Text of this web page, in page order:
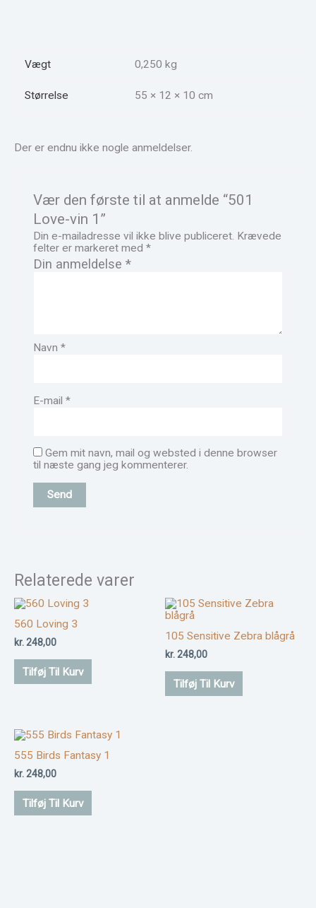
Vægt 0,250 kg
Størrelse 55 × 12 × 10 cm
Der er endnu ikke nogle anmeldelser.
Vær den første til at anmelde “501
Love-vin 1”
Din e-mailadresse vil ikke blive publiceret. Krævede
felter er markeret med *
Din anmeldelse *
Navn *
E-mail *
Gem mit navn, mail og websted i denne browser
til næste gang jeg kommenterer.
Relaterede varer
560 Loving 3
kr. 248,00
Tilføj Til Kurv
105 Sensitive Zebra blågrå
kr. 248,00
Tilføj Til Kurv
555 Birds Fantasy 1
kr. 248,00
Tilføj Til Kurv